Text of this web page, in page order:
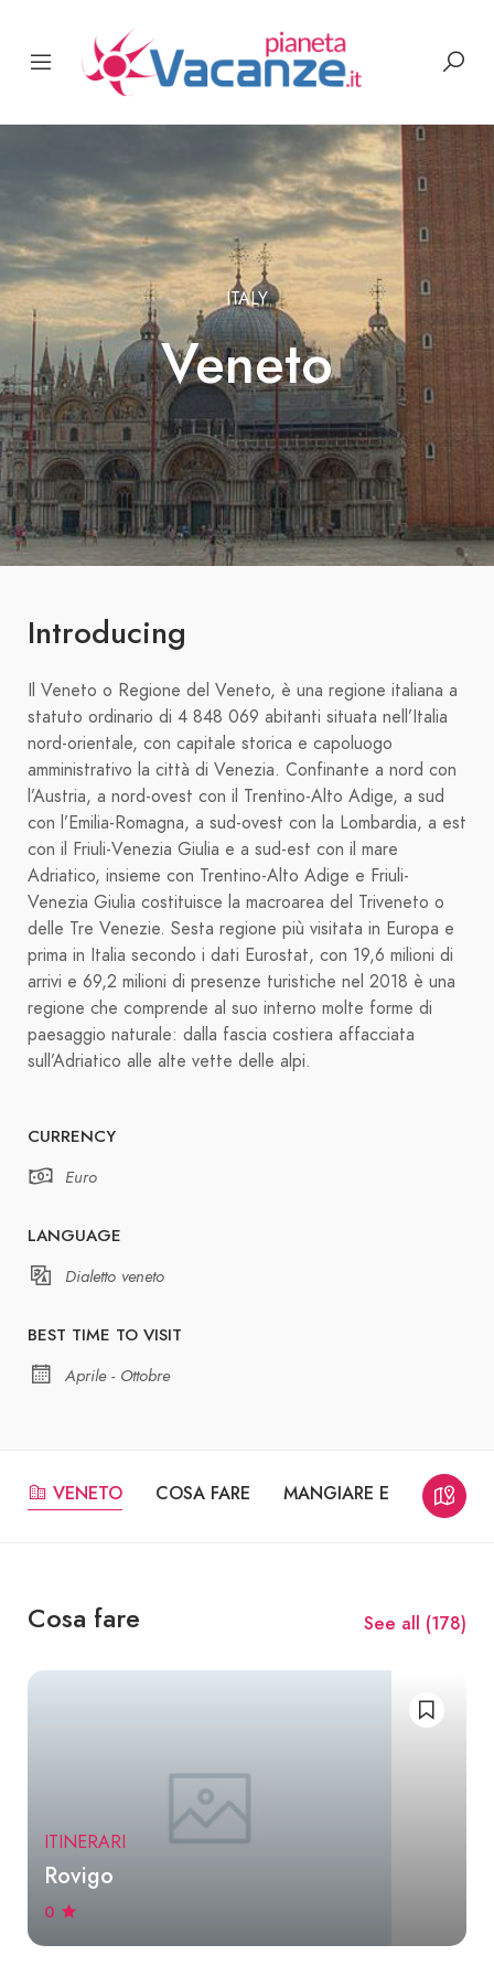
ITALY
Veneto
Introducing
Il Veneto o Regione del Veneto, è una regione italiana a
statuto ordinario di 4 848 069 abitanti situata nell’Italia
nord-orientale, con capitale storica e capoluogo
amministrativo la città di Venezia. Confinante a nord con
l’Austria, a nord-ovest con il Trentino-Alto Adige, a sud
con l’Emilia-Romagna, a sud-ovest con la Lombardia, a est
con il Friuli-Venezia Giulia e a sud-est con il mare
Adriatico, insieme con Trentino-Alto Adige e Friuli-
Venezia Giulia costituisce la macroarea del Triveneto o
delle Tre Venezie. Sesta regione più visitata in Europa e
prima in Italia secondo i dati Eurostat, con 19,6 milioni di
arrivi e 69,2 milioni di presenze turistiche nel 2018 è una
regione che comprende al suo interno molte forme di
paesaggio naturale: dalla fascia costiera affacciata
sull’Adriatico alle alte vette delle alpi.
CURRENCY
Euro
LANGUAGE
Dialetto veneto
BEST TIME TO VISIT
Aprile - Ottobre
VENETO COSA FARE MANGIARE E BERE
Cosa fare See all (178)
ITINERARI
Rovigo
0